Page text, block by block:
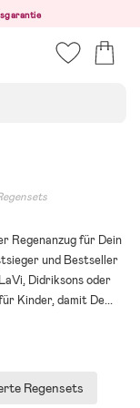
Werktag versandt!
Regenanzug für Dein
und Bestseller
Didriksons oder
Kinder, damit De...
Regensets